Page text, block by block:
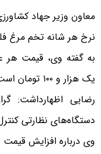
معاون وزیر جهاد
نرخ هر شانه تخم مرغ فله‌ای ۳۱ هزار تا ۳۳
به گفته وی، قیمت هر
یک هزار و ۱۰۰ تومان است.
رضایی اظهارداشت:
دستگاه‌های نظارتی
وی درباره افزایش